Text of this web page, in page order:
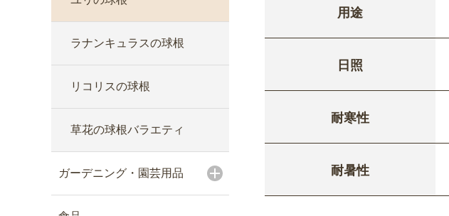
ラナンキュラスの球根
リコリスの球根
草花の球根バラエティ
ガーデニング・園芸用品
用途
日照
耐寒性
耐暑性